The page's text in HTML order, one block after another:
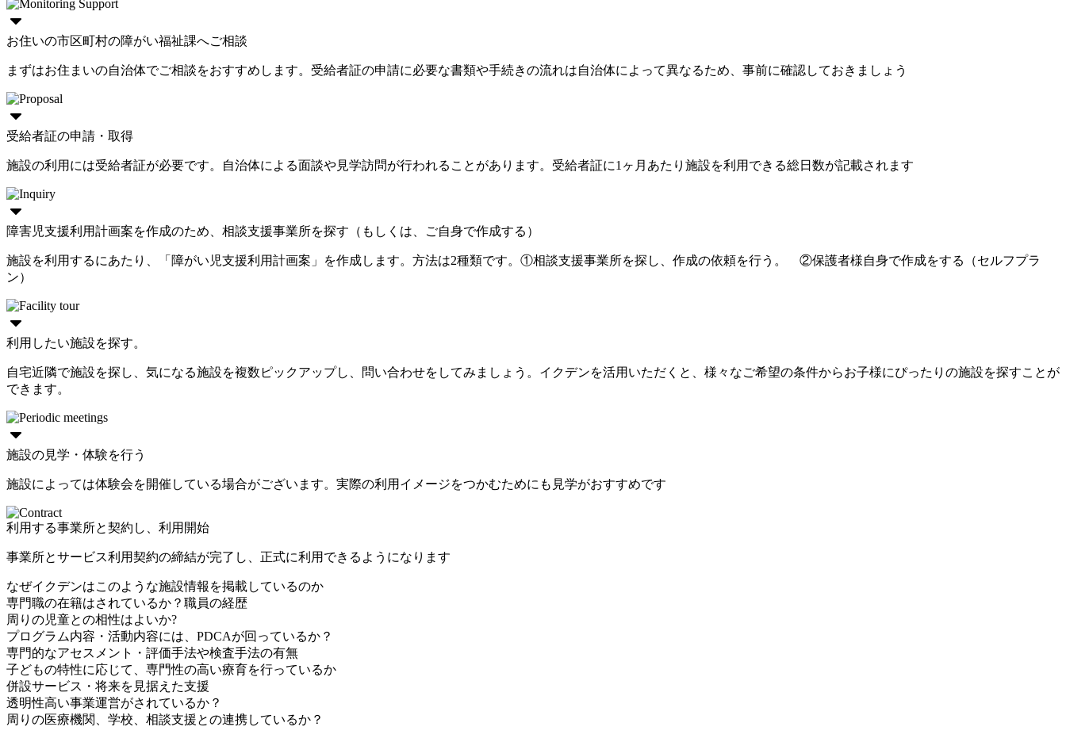
お住いの市区町村の障がい福祉課へご相談
まずはお住まいの自治体でご相談をおすすめします。受給者証の申請に必要な書類や手続きの流れは自治体によって異なるため、事前に確認しておきましょう
受給者証の申請・取得
施設の利用には受給者証が必要です。自治体による面談や見学訪問が行われることがあります。受給者証に1ヶ月あたり施設を利用できる総日数が記載されます
障害児支援利用計画案を作成のため、相談支援事業所を探す（もしくは、ご自身で作成する）
施設を利用するにあたり、「障がい児支援利用計画案」を作成します。方法は2種類です。①相談支援事業所を探し、作成の依頼を行う。 ②保護者様自身で作成をする（セルフプラ
ン）
利用したい施設を探す。
自宅近隣で施設を探し、気になる施設を複数ピックアップし、問い合わせをしてみましょう。イクデンを活用いただくと、様々なご希望の条件からお子様にぴったりの施設を探すことが
できます。
施設の見学・体験を行う
施設によっては体験会を開催している場合がございます。実際の利用イメージをつかむためにも見学がおすすめです
利用する事業所と契約し、利用開始
事業所とサービス利用契約の締結が完了し、正式に利用できるようになります
なぜイクデンはこのような施設情報を掲載しているのか
専門職の在籍はされているか？職員の経歴
周りの児童との相性はよいか?
プログラム内容・活動内容には、PDCAが回っているか？
専門的なアセスメント・評価手法や検査手法の有無
子どもの特性に応じて、専門性の高い療育を行っているか
併設サービス・将来を見据えた支援
透明性高い事業運営がされているか？
周りの医療機関、学校、相談支援との連携しているか？